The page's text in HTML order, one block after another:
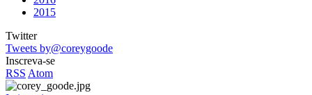
2015
Twitter
Tweets by@coreygoode
Inscreva-se
RSS Atom